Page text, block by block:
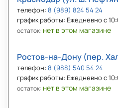
телефон: 8 (989) 824 54 24
график работы: Ежедневно с
остаток: нет в этом магазине
Ростов-на-Дону (пер.
телефон: 8 (988) 540 54 24
график работы: Ежедневно с
остаток: нет в этом магазине